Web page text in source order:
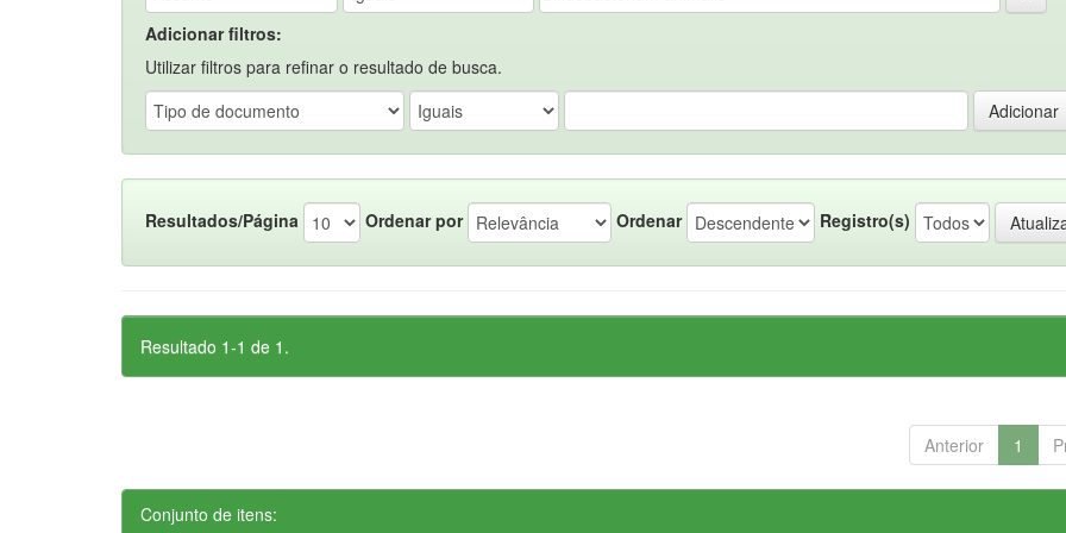
Adicionar filtros:
Utilizar filtros para refinar o resultado de busca.
Resultados/Página Ordenar por Ordenar Registro(s)
Resultado 1-1 de 1.
Anterior 1
Conjunto de itens: